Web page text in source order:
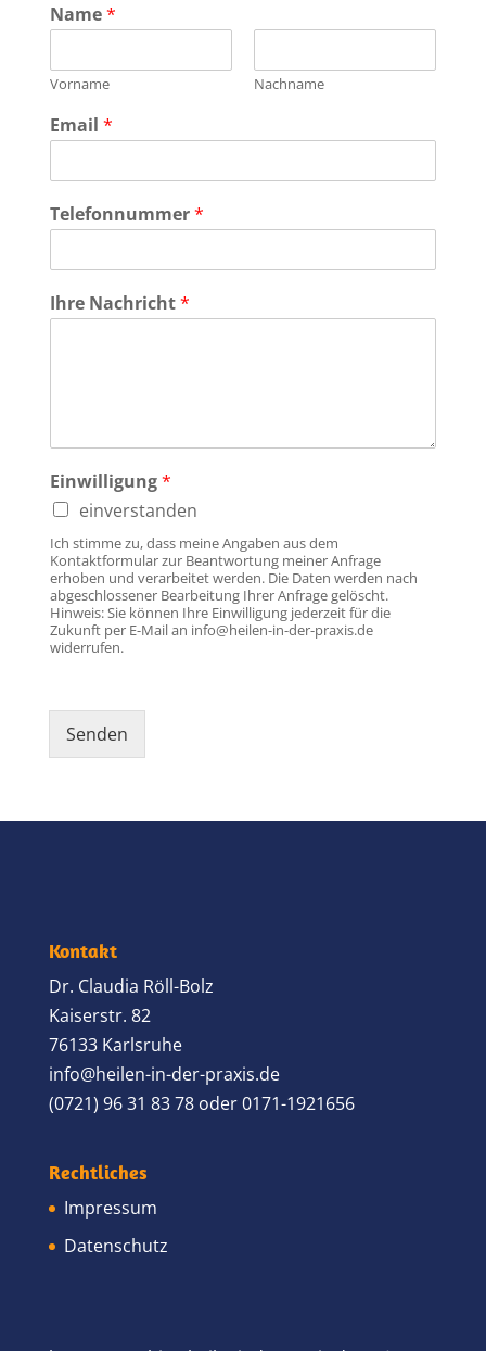
Name*
Vorname Nachname
Email *
Telefonnummer*
Ihre Nachricht*
Einwilligung*
einverstanden
Ich stimme zu, dass meine Angaben aus dem
Kontaktformular zur Beantwortung meiner Anfrage
erhoben und verarbeitet werden. Die Daten werden nach
abgeschlossener Bearbeitung Ihrer Anfrage gelöscht.
Hinweis: Sie können Ihre Einwilligung jederzeit für die
Zukunft per E-Mail an info@heilen-in-der-praxis.de
widerrufen.
Senden
Kontakt
Dr. Claudia Röll-Bolz
Kaiserstr. 82
76133 Karlsruhe
info@heilen-in-der-praxis.de
(0721) 96 31 83 78 oder 0171-1921656
Rechtliches
Impressum
Datenschutz